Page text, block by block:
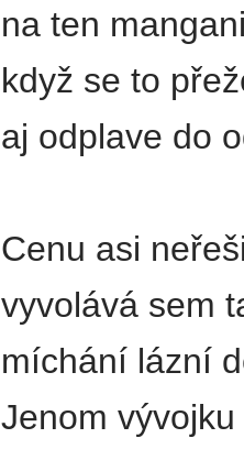
na ten
když se to
aj odplave do
Cenu asi
vyvolává sem
míchání lázní
Jenom